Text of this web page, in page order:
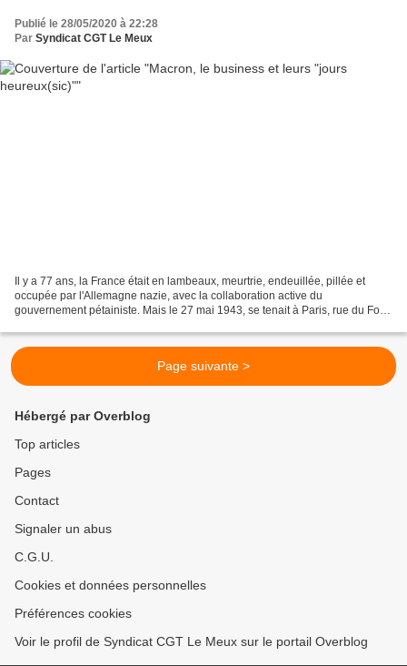
Publié le 28/05/2020 à 22:28
Par Syndicat CGT Le Meux
Il y a 77 ans, la France était en lambeaux, meurtrie, endeuillée, pillée et
occupée par l'Allemagne nazie, avec la collaboration active du
gouvernement pétainiste. Mais le 27 mai 1943, se tenait à Paris, rue du Four,
Page suivante >
Hébergé par Overblog
Top articles
Pages
Contact
Signaler un abus
C.G.U.
Cookies et données personnelles
Préférences cookies
Voir le profil de Syndicat CGT Le Meux sur le portail Overblog